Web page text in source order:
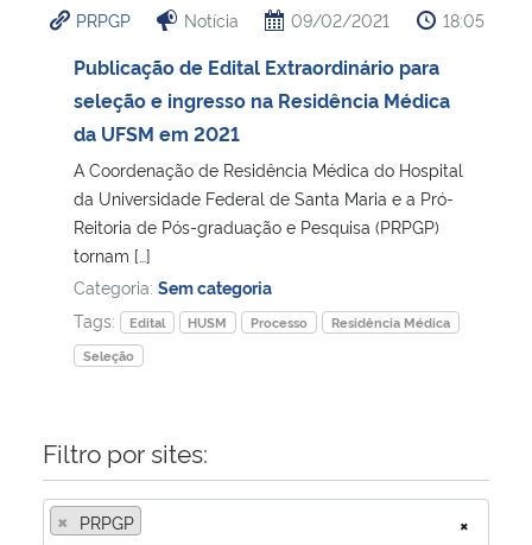
Ministério da Cidadania
Ministério de Minas e Energia
Ministério da Ciência, Tecnologia, Inovações e Comunicações
Ministério do Turismo
Controladoria-Geral da União
Ministério da Mulher, da Família e dos Direitos Humanos
PRPGP Notícia 09/02/2021 18:05
Publicação de Edital Extraordinário para
seleção e ingresso na Residência Médica
da UFSM em 2021
A Coordenação de Residência Médica do Hospital
da Universidade Federal de Santa Maria e a Pró-
Reitoria de Pós-graduação e Pesquisa (PRPGP)
tornam […]
Categoria: Sem categoria
Tags:
Edital HUSM Processo
Residência Médica
Seleção
Filtro por sites:
×
× PRPGP